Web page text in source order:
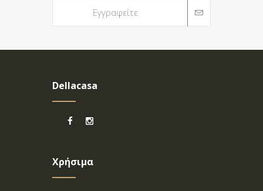
Dellacasa
Χρήσιμα